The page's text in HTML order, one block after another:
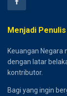
Menjadi Penulis
Keuangan
dengan latar
kontributor.
Bagi yang ingin